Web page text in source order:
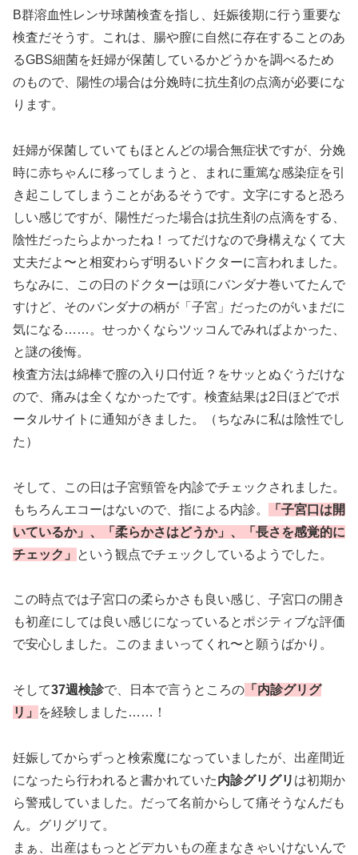
B群溶血性レンサ球菌検査を指し、妊娠後期に行う重要な
検査だそうす。これは、腸や膣に自然に存在することのあ
るGBS細菌を妊婦が保菌しているかどうかを調べるため
のもので、陽性の場合は分娩時に抗生剤の点滴が必要にな
ります。
妊婦が保菌していてもほとんどの場合無症状ですが、分娩
時に赤ちゃんに移ってしまうと、まれに重篤な感染症を引
き起こしてしまうことがあるそうです。文字にすると恐ろ
しい感じですが、陽性だった場合は抗生剤の点滴をする、
陰性だったらよかったね！ってだけなので身構えなくて大
丈夫だよ〜と相変わらず明るいドクターに言われました。
ちなみに、この日のドクターは頭にバンダナ巻いてたんで
すけど、そのバンダナの柄が「子宮」だったのがいまだに
気になる……。せっかくならツッコんでみればよかった、
と謎の後悔。
検査方法は綿棒で膣の入り口付近？をサッとぬぐうだけな
ので、痛みは全くなかったです。検査結果は2日ほどでポ
ータルサイトに通知がきました。（ちなみに私は陰性でし
た）
そして、この日は子宮頸管を内診でチェックされました。
もちろんエコーはないので、指による内診。
「子宮口は開
いているか」、「柔らかさはどうか」、「長さを感覚的に
チェック」
という観点でチェックしているようでした。
この時点では子宮口の柔らかさも良い感じ、子宮口の開き
も初産にしては良い感じになっているとポジティブな評価
で安心しました。このままいってくれ〜と願うばかり。
そして37週検診で、日本で言うところの 「内診グリグ
リ」
を経験しました……！
妊娠してからずっと検索魔になっていましたが、出産間近
になったら行われると書かれていた内診グリグリ は初期か
ら警戒していました。だって名前からして痛そうなんだも
ん。グリグリて。
まぁ、出産はもっとどデカいもの産まなきゃいけないんで